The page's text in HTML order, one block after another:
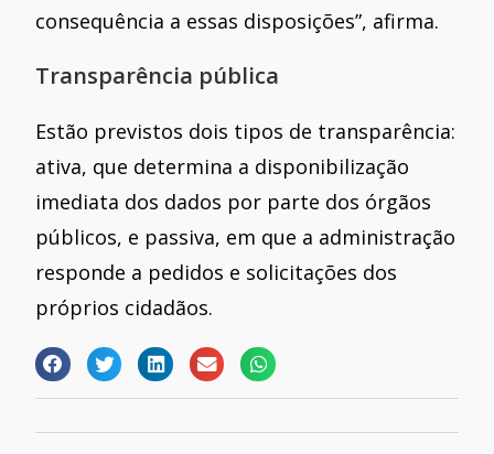
consequência a essas disposições”, afirma.
Transparência pública
Estão previstos dois tipos de transparência:
ativa, que determina a disponibilização
imediata dos dados por parte dos órgãos
públicos, e passiva, em que a administração
responde a pedidos e solicitações dos
próprios cidadãos.